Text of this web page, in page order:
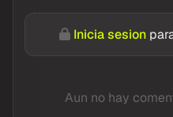
Inicia sesion
Aun no hay